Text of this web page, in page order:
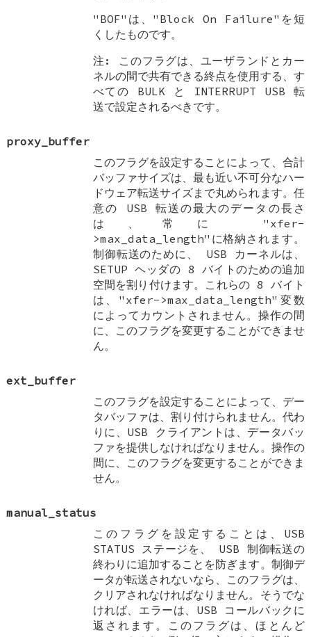
"BOF"は、"Block On Failure"を短
くしたものです。
注: このフラグは、ユーザランドとカー
ネルの間で共有できる終点を使用する、す
べての BULK と INTERRUPT USB 転
送で設定されるべきです。
proxy_buffer
このフラグを設定することによって、合計
バッファサイズは、最も近い不可分なハー
ドウェア転送サイズまで丸められます。任
意の USB 転送の最大のデータの長さ
は、常に "xfer-
>max_data_length"に格納されます。
制御転送のために、 USB カーネルは、
SETUP ヘッダの 8 バイトのための追加
空間を割り付けます。これらの 8 バイト
は、"xfer->max_data_length"変数
によってカウントされません。操作の間
に、このフラグを変更することができませ
ん。
ext_buffer
このフラグを設定することによって、デー
タバッファは、割り付けられません。代わ
りに、USB クライアントは、データバッ
ファを提供しなければなりません。操作の
間に、このフラグを変更することができま
せん。
manual_status
このフラグを設定することは、USB
STATUS ステージを、 USB 制御転送の
終わりに追加することを防ぎます。制御デ
ータが転送されないなら、このフラグは、
クリアされなければなりません。そうでな
ければ、エラーは、USB コールバックに
返されます。このフラグは、ほとんど